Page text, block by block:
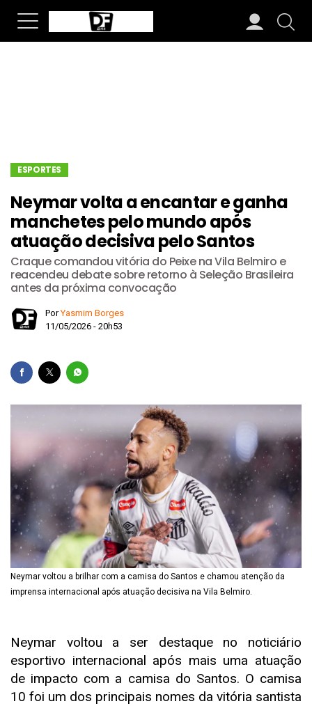
ESPORTES
Neymar volta a encantar e ganha
manchetes pelo mundo após
atuação decisiva pelo Santos
Craque comandou vitória do Peixe na Vila Belmiro e
reacendeu debate sobre retorno à Seleção Brasileira
antes da próxima convocação
PorYasmim Borges
11/05/2026 - 20h53
Neymar voltou a brilhar com a camisa do Santos e chamou atenção da
imprensa internacional após atuação decisiva na Vila Belmiro.
Neymar voltou a ser destaque no noticiário
esportivo internacional após mais uma atuação
de impacto com a camisa do Santos. O camisa
10 foi um dos principais nomes da vitória santista